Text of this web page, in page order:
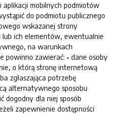
mobilnych podmiotów
do podmiotu publicznego
wskazanej strony
ich elementów, ewentualnie
na warunkach
powinno zawierać: • dane osoby
o którą stronę internetową
zgłaszająca potrzebę
alternatywnego sposobu
dogodny dla niej sposób
zapewnienie dostępności